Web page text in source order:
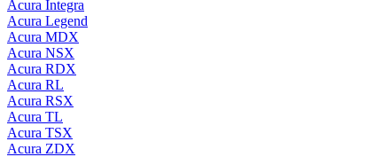
Acura Integra
Acura Legend
Acura MDX
Acura NSX
Acura RDX
Acura RL
Acura RSX
Acura TL
Acura TSX
Acura ZDX